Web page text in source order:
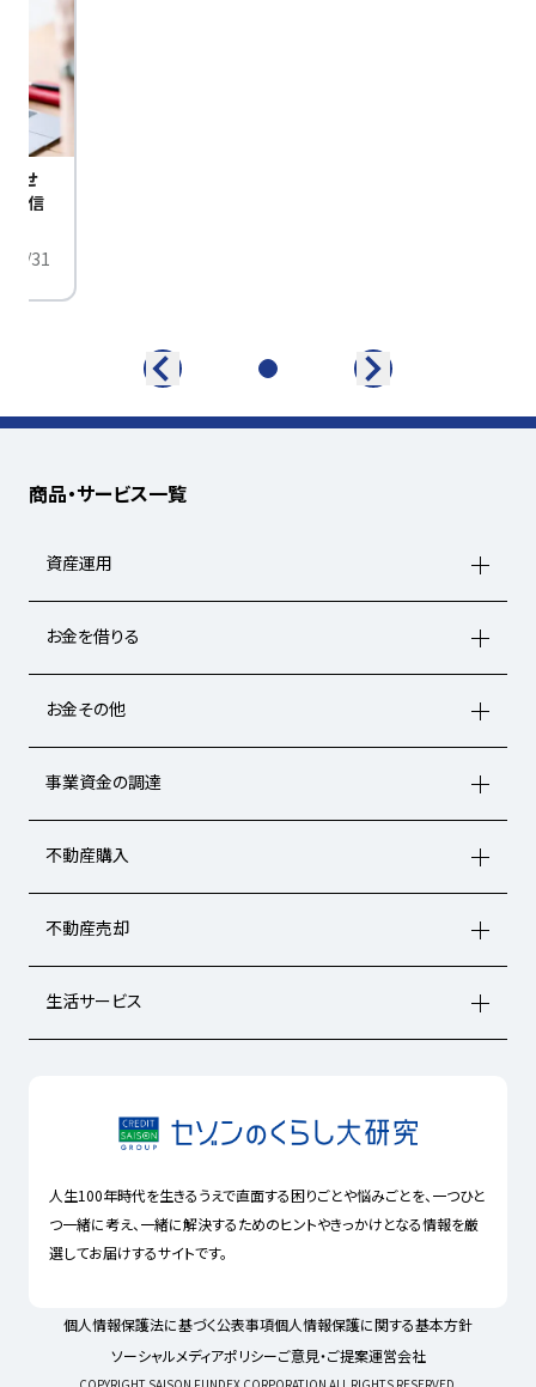
ませ
配信
01/31
商品・サービス一覧
資産運用
お金を借りる
お金その他
事業資金の調達
不動産購入
不動産売却
生活サービス
人生100年時代を生きるうえで直面する困りごとや悩みごとを、一つひと
つ一緒に考え、一緒に解決するためのヒントやきっかけとなる情報を厳
選してお届けするサイトです。
個人情報保護法に基づく公表事項個人情報保護に関する基本方針
ソーシャルメディアポリシーご意見・ご提案運営会社